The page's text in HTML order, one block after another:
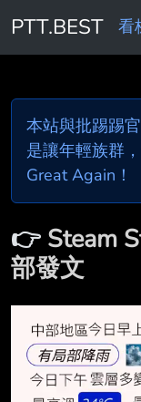
PTT.BEST 看
本站與批踢踢
是讓年輕族群
Great Again！
👉 Steam
部發文